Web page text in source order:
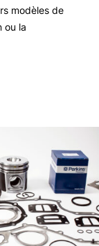
modèles de
ou la